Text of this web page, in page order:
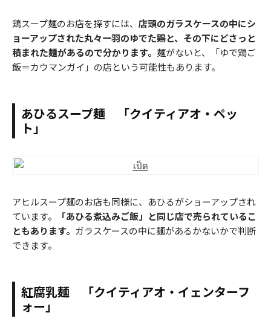
鶏スープ麺のお店を探すには、 店頭のガラスケースの中にシ
ョーアップされた丸々一羽のゆでた鶏と、その下にどさっと
積まれた麺があるので分かります。 麺がないと、「ゆで鶏ご
飯＝カウマンガイ」の店という可能性もあります。
あひるスープ麺 「クイティアオ・ペッ
ト」
アヒルスープ麺のお店も同様に、あひるがショーアップされ
ています。
「あひる煮込みご飯」と同じ店で売られているこ
ともあります。 ガラスケースの中に麺があるかないかで判断
できます。
紅腐乳麺 「クイティアオ・イェンターフ
ォー」